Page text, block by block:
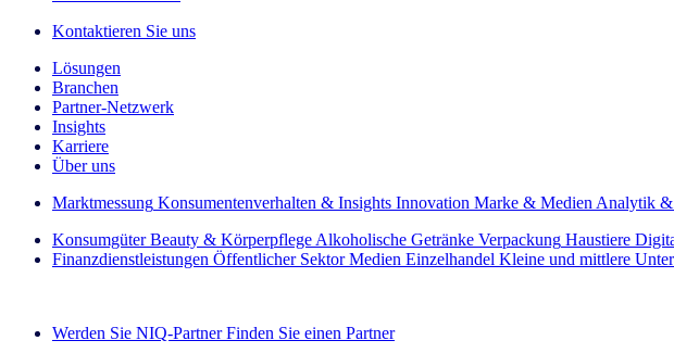
Kontaktieren Sie uns
Lösungen
Branchen
Partner-Netzwerk
Insights
Karriere
Über uns
Marktmessung Konsumentenverhalten & Insights Innovation Marke & Medien Analytik
Konsumgüter Beauty & Körperpflege Alkoholische Getränke Verpackung Haustiere
Finanzdienstleistungen Öffentlicher Sektor Medien Einzelhandel Kleine und mittlere
Werden Sie NIQ-Partner Finden Sie einen Partner